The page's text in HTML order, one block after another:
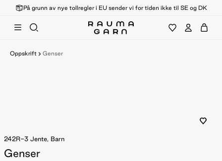
På grunn av nye tollregler i EU sender vi for tiden ikke til SE og DK
Oppskrift Genser
242R-3 Jente, Barn
Genser